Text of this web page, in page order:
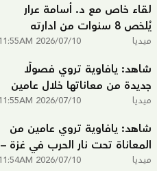
لقاء خاص مع د. أسامة عرار
يُلخص 8 سنوات من ادارته
لمدرسة يافا الشاملة
ميديا 2026/07/10 11:55AM
شاهد: يافاوية تروي فصولًا
جديدة من معاناتها خلال عامين
من الحرب على غزة – الجزء الثاني
ميديا 2026/07/10 11:55AM
شاهد: يافاوية تروي عامين من
المعاناة تحت نار الحرب في غزة –
الجزء الأول
ميديا 2026/07/10 11:54AM